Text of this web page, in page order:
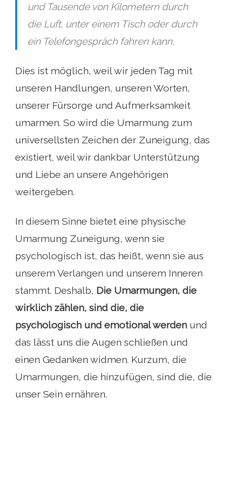
und Tausende von Kilometern durch
die Luft, unter einem Tisch oder durch
ein Telefongespräch fahren kann.
Dies ist möglich, weil wir jeden Tag mit
unseren Handlungen, unseren Worten,
unserer Fürsorge und Aufmerksamkeit
umarmen. So wird die Umarmung zum
universellsten Zeichen der Zuneigung, das
existiert, weil wir dankbar Unterstützung
und Liebe an unsere Angehörigen
weitergeben.
In diesem Sinne bietet eine physische
Umarmung Zuneigung, wenn sie
psychologisch ist, das heißt, wenn sie aus
unserem Verlangen und unserem Inneren
stammt. Deshalb, Die Umarmungen, die
wirklich zählen, sind die, die
psychologisch und emotional werden und
das lässt uns die Augen schließen und
einen Gedanken widmen. Kurzum, die
Umarmungen, die hinzufügen, sind die, die
unser Sein ernähren.